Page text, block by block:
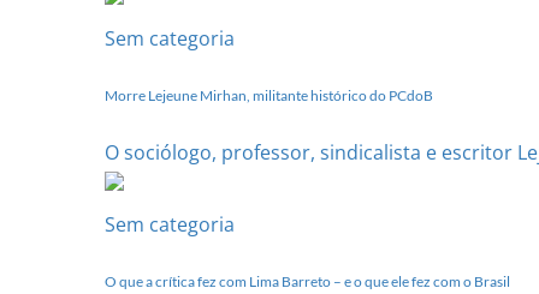
Sem categoria
Morre Lejeune Mirhan, militante histórico do PCdoB
O sociólogo, professor, sindicalista e escritor
Sem categoria
O que a crítica fez com Lima Barreto – e o que ele fez com o Brasil